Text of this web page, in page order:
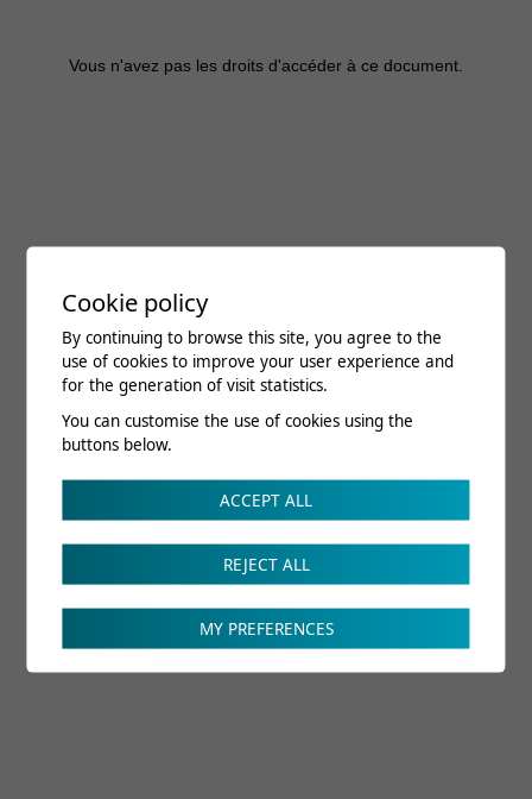
Cookie policy
By continuing to browse this site, you agree to the
use of cookies to improve your user experience and
for the generation of visit statistics.
You can customise the use of cookies using the
buttons below.
ACCEPT ALL
REJECT ALL
MY PREFERENCES